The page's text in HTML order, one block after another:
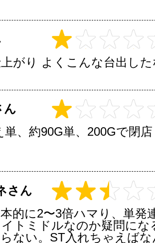
がり よくこんな台出し
ん
単、約90G単、200Gで閉
さん
的に2〜3倍ハマり、単発
トミドルなのか疑問にな
ない。ST入れちゃえば